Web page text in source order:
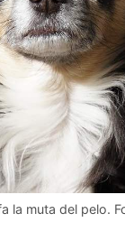
la muta del pelo.